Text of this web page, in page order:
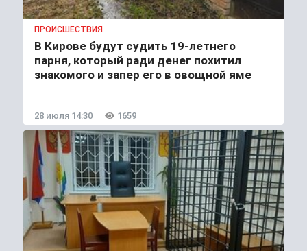
ПРОИСШЕСТВИЯ
В Кирове будут судить 19-летнего
парня, который ради денег похитил
знакомого и запер его в овощной яме
28 июля 14:30 1659